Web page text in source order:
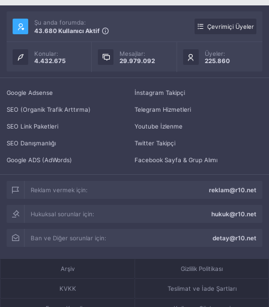
Şu anda forumda:
43.680 Kullanıcı Aktif
Çevrimiçi Üyeler
Konular:
4.432.675
Mesajlar:
29.979.092
Üyeler:
225.860
Google Adsense
SEO (Organik Trafik Arttırma)
SEO Link Paketleri
SEO Danışmanlığı
Google ADS (AdWords)
İnstagram Takipçi
Telegram Hizmetleri
Youtube İzlenme
Twitter Takipçi
Facebook Sayfa & Grup Alımı
Reklam vermek için: reklam@r10.net
Hukuksal sorunlar için: hukuk@r10.net
Ban ve Diğer sorunlar için: detay@r10.net
Arşiv Gizlilik Politikası
KVKK Teslimat ve İade Şartları